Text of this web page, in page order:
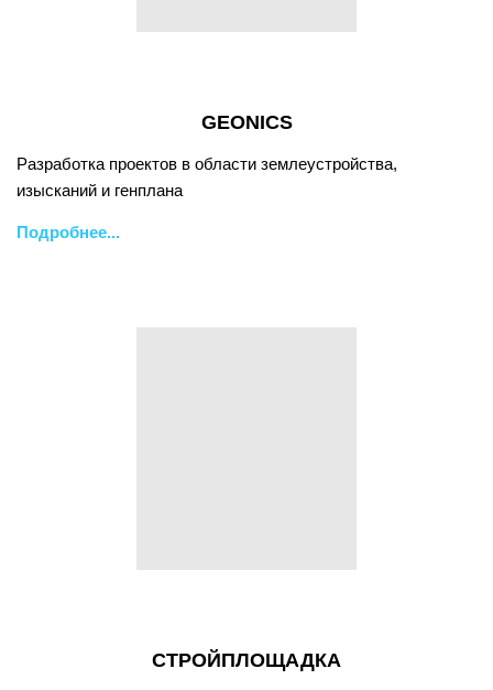
GEONICS
Разработка проектов в области землеустройства,
изысканий и генплана
Подробнее...
СТРОЙПЛОЩАДКА